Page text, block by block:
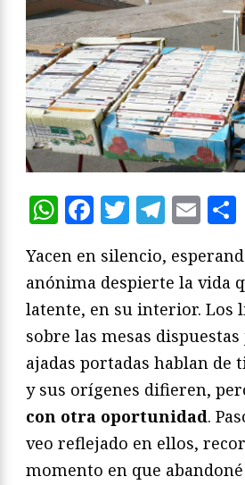
WhatsApp
Facebook
Twitter
Yacen en silencio,
anónima despierte la vida
latente, en su interior. Los
sobre las mesas
ajadas portadas hablan de
y sus orígenes difieren,
con otra oportunidad.
veo reflejado en ellos,
momento en que